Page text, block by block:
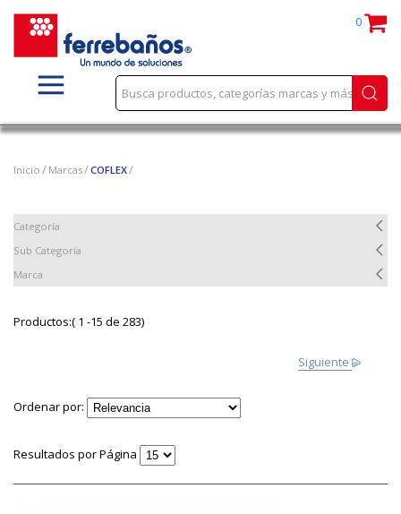
0
Inicio Marcas COFLEX
Categoría
Sub Categoría
Marca
Productos:( 1 -15 de 283)
Siguiente
Ordenar por:
Resultados por Página